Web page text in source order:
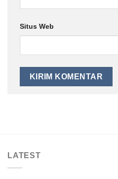
Situs Web
LATEST